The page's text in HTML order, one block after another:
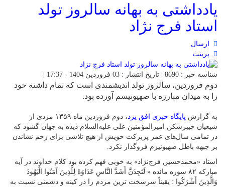
یادداشتی به بهانه سالروز تولد
استاد فرج نژاد
ارسال
پرینت
شناسه خبر : 8690 | تاریخ انتشار : 03 فروردین 1404 - 17:37 |
دوم فروردین، سالروز تولد اندیشمندی است که تمام داشته‌ خود
را به میدان مبارزه با صهیونیسم آورده بود.
به گزارش پایگاه خبری افق یزد
، دوم فروردین ماه ۱۳۵۹ مردی از
شیعیان خیبرشکن امیرالمؤمنین علی علیه‌السلام دیده به جهان گشود که
در تمامی سال‌های عمر پربرکت خویش از هیچ تلاشی برای زخم نشاندن
بر جبهه باطل صهیونیزم فروگذار نکرد.
استاد «محمدحسین فرج‌نژاد» به خوبی فهم کرده بود کلام خداوند در آیه
مبارکه ۸۲ سوره مائده « لَتَجِدَنَّ أَشَدَّ النَّاسِ عَدَاوَهً لِلَّذِینَ آمَنُوا الْیَهُودَ
وَالَّذِینَ أَشْرَکُوا : یقیناً سرسخت ترین مردم را در کینه و دشمنی نسبت به